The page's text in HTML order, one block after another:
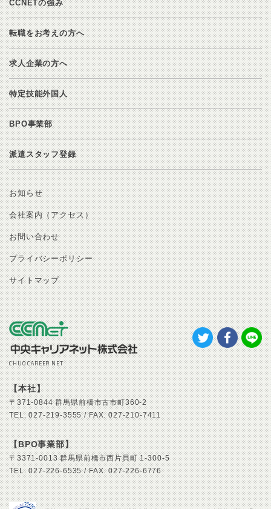
CHUO CAREER NET
【本社】
〒371-0844 群馬県前橋市古市町360-2
TEL. 027-219-3555 / FAX. 027-210-7411
【BPO事業部】
〒3371-0013 群馬県前橋市西片貝町 1-300-5
TEL. 027-226-6535 / FAX. 027-226-6776
CCNETの強み
転職をお考えの方へ
求人企業の方へ
特定技能外国人
BPO事業部
派遣スタッフ登録
お知らせ
会社案内（アクセス）
お問い合わせ
プライバシーポリシー
サイトマップ